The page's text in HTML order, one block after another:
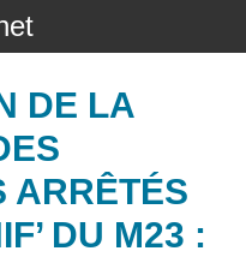
DE LA
ARRÊTÉS
DU M23 :